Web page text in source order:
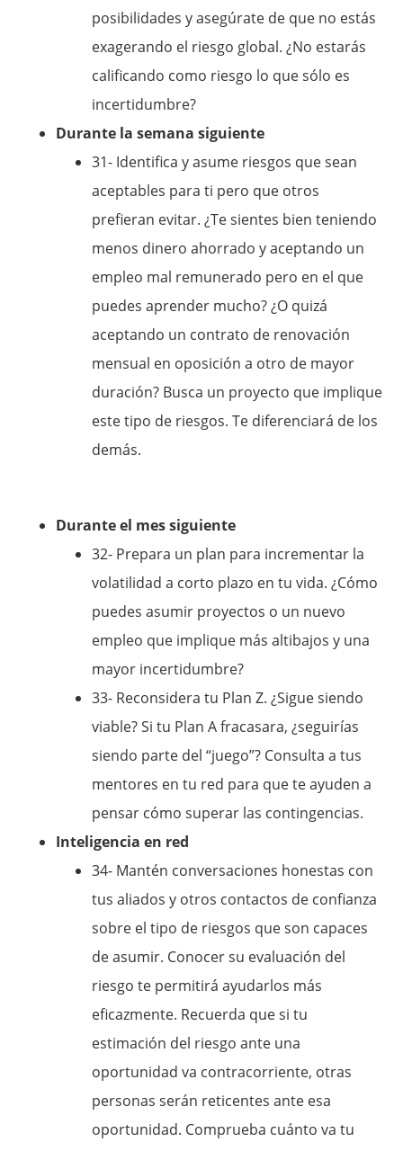
posibilidades y asegúrate de que no estás
exagerando el riesgo global. ¿No estarás
calificando como riesgo lo que sólo es
incertidumbre?
Durante la semana siguiente
31- Identifica y asume riesgos que sean
aceptables para ti pero que otros
prefieran evitar. ¿Te sientes bien teniendo
menos dinero ahorrado y aceptando un
empleo mal remunerado pero en el que
puedes aprender mucho? ¿O quizá
aceptando un contrato de renovación
mensual en oposición a otro de mayor
duración? Busca un proyecto que implique
este tipo de riesgos. Te diferenciará de los
demás.
Durante el mes siguiente
32- Prepara un plan para incrementar la
volatilidad a corto plazo en tu vida. ¿Cómo
puedes asumir proyectos o un nuevo
empleo que implique más altibajos y una
mayor incertidumbre?
33- Reconsidera tu Plan Z. ¿Sigue siendo
viable? Si tu Plan A fracasara, ¿seguirías
siendo parte del “juego”? Consulta a tus
mentores en tu red para que te ayuden a
pensar cómo superar las contingencias.
Inteligencia en red
34- Mantén conversaciones honestas con
tus aliados y otros contactos de confianza
sobre el tipo de riesgos que son capaces
de asumir. Conocer su evaluación del
riesgo te permitirá ayudarlos más
eficazmente. Recuerda que si tu
estimación del riesgo ante una
oportunidad va contracorriente, otras
personas serán reticentes ante esa
oportunidad. Comprueba cuánto va tu